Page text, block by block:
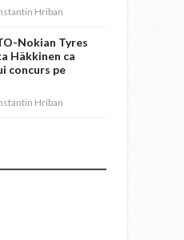
Hriban
Nokian Tyres
Häkkinen ca
concurs pe
Hriban